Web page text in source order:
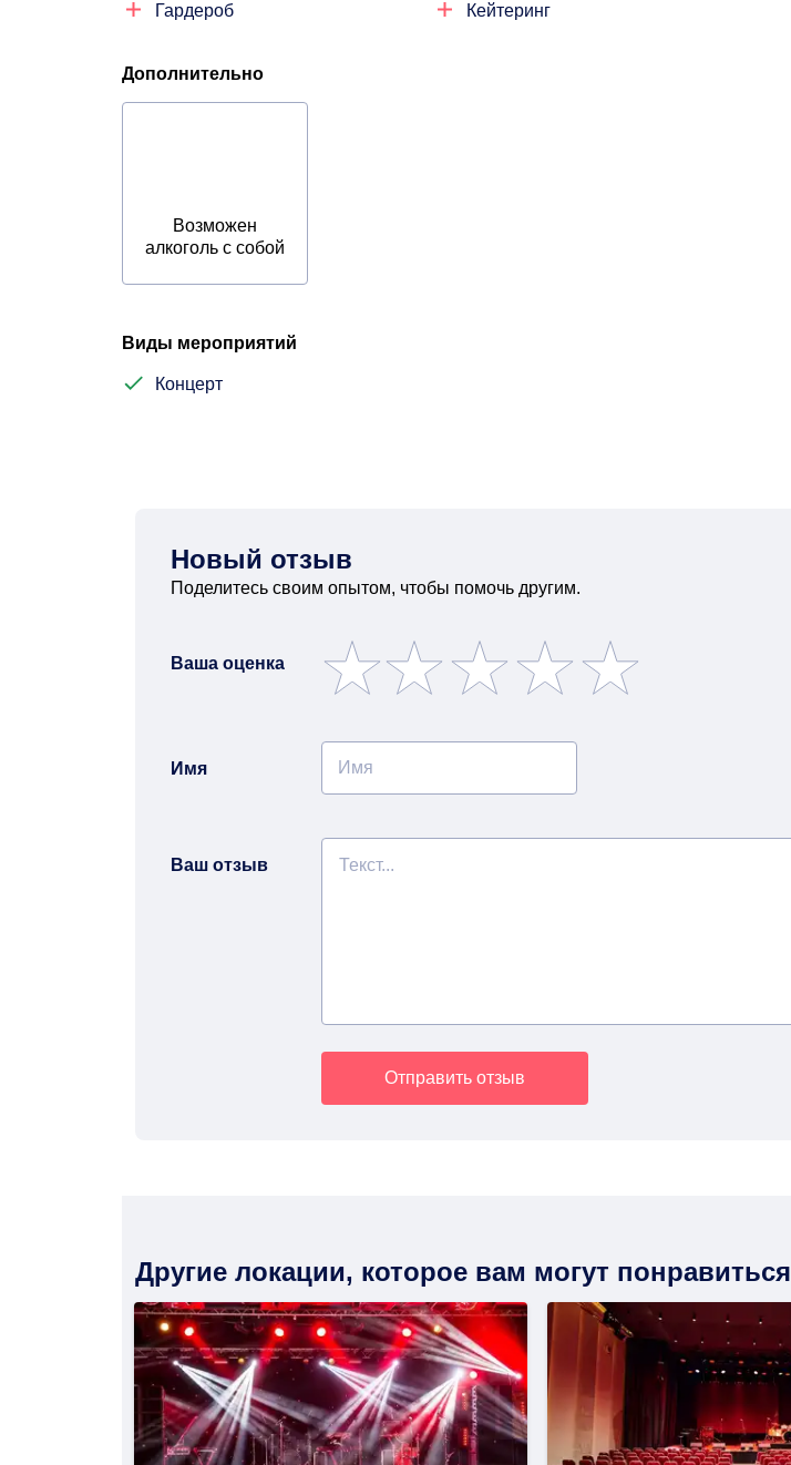
Гардероб Кейтеринг
Дополнительно
Возможен
алкоголь с собой
Виды мероприятий
Концерт
Новый отзыв
Поделитесь своим опытом, чтобы помочь другим.
Ваша оценка
Имя
Ваш отзыв
Отправить отзыв
Другие локации, которое вам могут понравиться